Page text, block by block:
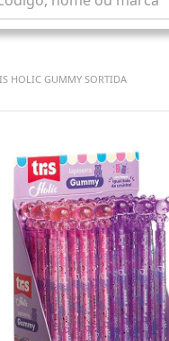
HOLIC GUMMY SORTIDA